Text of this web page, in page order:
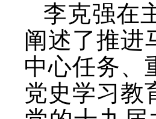
李克强在
阐述了推进
中心任务、
党史学习教